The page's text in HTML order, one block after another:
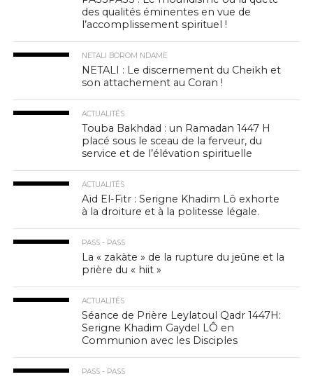
des qualités éminentes en vue de
l’accomplissement spirituel !
NETALI BOROM NDAME
NETALI : Le discernement du Cheikh et
son attachement au Coran !
ACTUALITÉS
Touba Bakhdad : un Ramadan 1447 H
placé sous le sceau de la ferveur, du
service et de l’élévation spirituelle
ACTUALITÉS
Aïd El-Fitr : Serigne Khadim Lô exhorte
à la droiture et à la politesse légale.
PASS - PASS
La « zakàte » de la rupture du jeûne et la
prière du « hiit »
ACTUALITÉS
Séance de Prière Leylatoul Qadr 1447H:
Serigne Khadim Gaydel LÔ en
Communion avec les Disciples
PASS - PASS